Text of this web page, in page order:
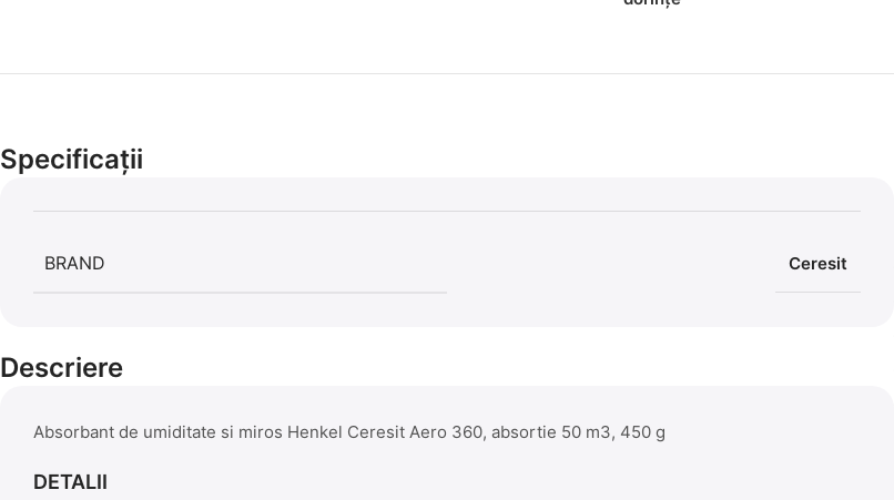
Specificații
BRAND Ceresit
Descriere
Absorbant de umiditate si miros Henkel Ceresit Aero 360, absortie 50 m3, 450 g
DETALII